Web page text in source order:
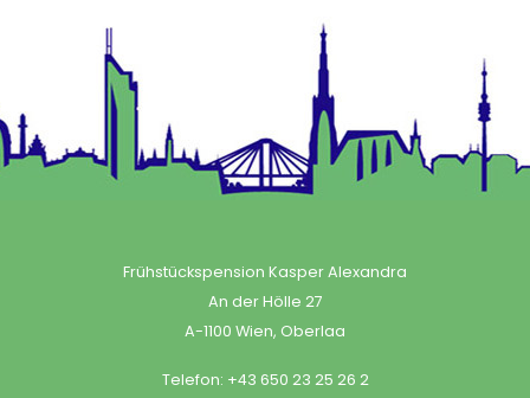
Frühstückspension Kasper Alexandra
An der Hölle 27
A-1100 Wien, Oberlaa
Telefon: +43 650 23 25 26 2